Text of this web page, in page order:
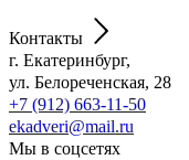
Контакты
г. Екатеринбург,
ул. Белореченская, 28
+7 (912) 663-11-50
ekadveri@mail.ru
Мы в соцсетях